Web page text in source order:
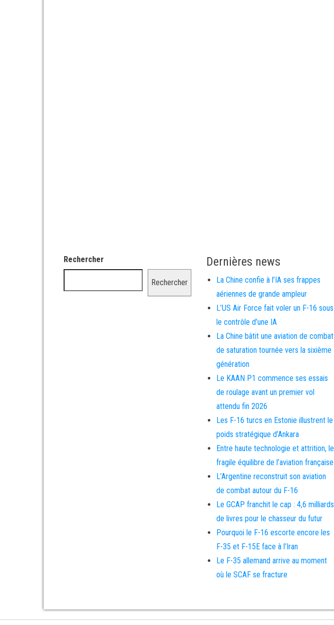
Rechercher
Rechercher
Dernières news
La Chine confie à l’IA ses frappes
aériennes de grande ampleur
L’US Air Force fait voler un F-16 sous
le contrôle d’une IA
La Chine bâtit une aviation de combat
de saturation tournée vers la sixième
génération
Le KAAN P1 commence ses essais
de roulage avant un premier vol
attendu fin 2026
Les F-16 turcs en Estonie illustrent le
poids stratégique d’Ankara
Entre haute technologie et attrition, le
fragile équilibre de l’aviation française
L’Argentine reconstruit son aviation
de combat autour du F-16
Le GCAP franchit le cap : 4,6 milliards
de livres pour le chasseur du futur
Pourquoi le F-16 escorte encore les
F-35 et F-15E face à l’Iran
Le F-35 allemand arrive au moment
où le SCAF se fracture